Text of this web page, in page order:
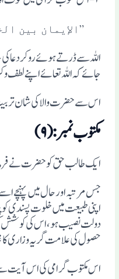
”الإیمان بین
اللہ سے ڈرتے ہوئے رو کر دعا
جائے کہ اللہ تعائے اپنے
اس سے حضرت والا کی شان
مکتوب نمبر:(۹)
ایک طالب حق کو حضرت نے
جس مرتبہ اورحال میں پہنچے
اپنی طبیعت میں خلوت پسندی
دولت نصیب ہو، اس کی
حصول کی علامت گریہ وزاری
اس مکتوب گرامی کی اس آیت